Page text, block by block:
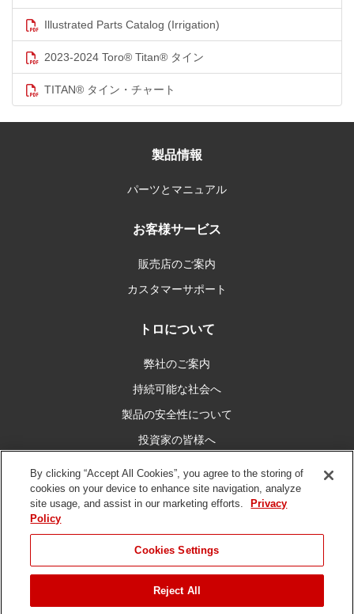
Illustrated Parts Catalog (Irrigation)
2023-2024 Toro® Titan® タイン
TITAN® タイン・チャート
製品情報
パーツとマニュアル
お客様サービス
販売店のご案内
カスタマーサポート
トロについて
弊社のご案内
持続可能な社会へ
製品の安全性について
投資家の皆様へ
私たちとつなぐ
ご利用条件 プライバシーポリシー DMCA/コピーライトポリシー
By clicking “Accept All Cookies”, you agree to the storing of
cookies on your device to enhance site navigation, analyze
site usage, and assist in our marketing efforts.
Privacy
Policy
Cookies Settings
Reject All